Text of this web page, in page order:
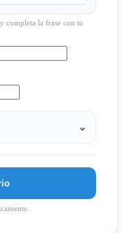
completa la frase con tu